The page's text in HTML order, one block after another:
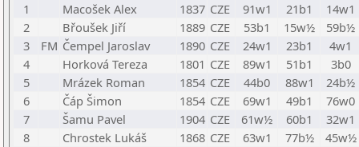
1
Macošek Alex 1837 CZE 91w1 21b1
14w1
2
Břoušek Jiří 1889 CZE 53b1 15w½
59b½
3
FM Čempel Jaroslav 1890 CZE 24w1 23b1
4w1
4
Horková Tereza 1801 CZE 89w1 51b1
3b0
5
Mrázek Roman 1854 CZE 44b0 88w1
24b½
6
Čáp Šimon 1854 CZE 69w1 49b1
76w0
7
Šamu Pavel 1904 CZE 61w½ 60b1
32w1
8
Chrostek Lukáš 1868 CZE 63w1 77b½
45w½